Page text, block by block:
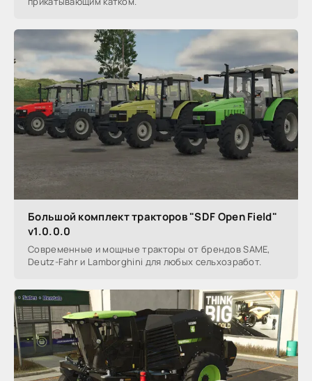
Большой комплект тракторов "SDF Open Field"
v1.0.0.0
Современные и мощные тракторы от брендов SAME,
Deutz-Fahr и Lamborghini для любых сельхозработ.